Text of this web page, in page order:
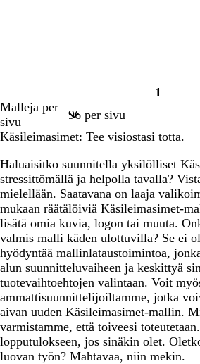
Sivu
1
Malleja per
sivu
Käsileimasimet: Tee visiostasi totta.
Haluaisitko suunnitella yksilölliset
stressittömällä ja helpolla tavalla?
mielellään. Saatavana on laaja
mukaan räätälöiviä Käsileimasimet-
lisätä omia kuvia, logon tai muuta.
valmis malli käden ulottuvilla? Se ei
hyödyntää mallinlataustoimintoa,
alun suunnitteluvaiheen ja keskittyä
tuotevaihtoehtojen valintaan. Voit
ammattisuunnittelijoiltamme, jotka
aivan uuden Käsileimasimet-mallin.
varmistamme, että toiveesi
lopputulokseen, jos sinäkin olet.
luovan työn? Mahtavaa, niin mekin.